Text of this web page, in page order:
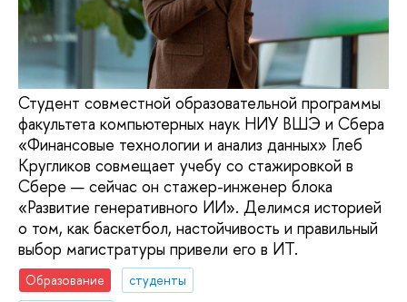
Студент совместной образовательной программы
факультета компьютерных наук НИУ ВШЭ и Сбера
«Финансовые технологии и анализ данных» Глеб
Кругликов совмещает учебу со стажировкой в
Сбере — сейчас он стажер-инженер блока
«Развитие генеративного ИИ». Делимся историей
о том, как баскетбол, настойчивость и правильный
выбор магистратуры привели его в ИТ.
Образование
студенты